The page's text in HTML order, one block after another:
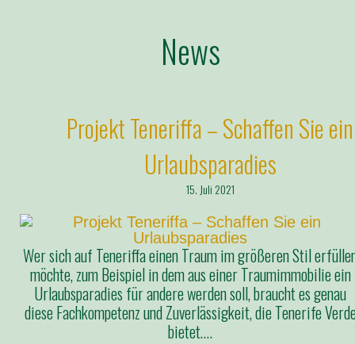
News
Projekt Teneriffa – Schaffen Sie ein
Urlaubsparadies
15. Juli 2021
Wer sich auf Teneriffa einen Traum im größeren Stil
möchte, zum Beispiel in dem aus einer Traumimmobilie ein
Urlaubsparadies für andere werden soll, braucht es genau
diese Fachkompetenz und Zuverlässigkeit, die Tenerife
bietet….